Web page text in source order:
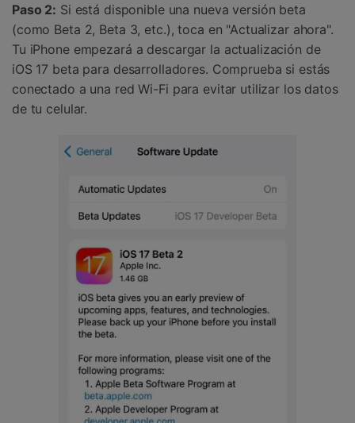
Paso 2: Si está disponible una nueva versión beta
(como Beta 2, Beta 3, etc.), toca en "Actualizar ahora".
Tu iPhone empezará a descargar la actualización de
iOS 17 beta para desarrolladores. Comprueba si estás
conectado a una red Wi-Fi para evitar utilizar los datos
de tu celular.